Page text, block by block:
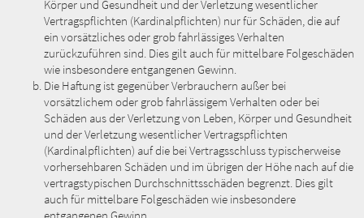
Körper und Gesundheit und der Verletzung wesentlicher
Vertragspflichten (Kardinalpflichten) nur für Schäden, die auf
ein vorsätzliches oder grob fahrlässiges Verhalten
zurückzuführen sind. Dies gilt auch für mittelbare Folgeschäden
wie insbesondere entgangenen Gewinn.
Die Haftung ist gegenüber Verbrauchern außer bei
vorsätzlichem oder grob fahrlässigem Verhalten oder bei
Schäden aus der Verletzung von Leben, Körper und Gesundheit
und der Verletzung wesentlicher Vertragspflichten
(Kardinalpflichten) auf die bei Vertragsschluss typischerweise
vorhersehbaren Schäden und im übrigen der Höhe nach auf die
vertragstypischen Durchschnittsschäden begrenzt. Dies gilt
auch für mittelbare Folgeschäden wie insbesondere